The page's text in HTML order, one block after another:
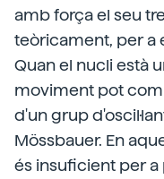
amb força el seu
teòricament, per a
Quan el nucli està
moviment pot
d'un grup
Mössbauer. En
és insuficient per a